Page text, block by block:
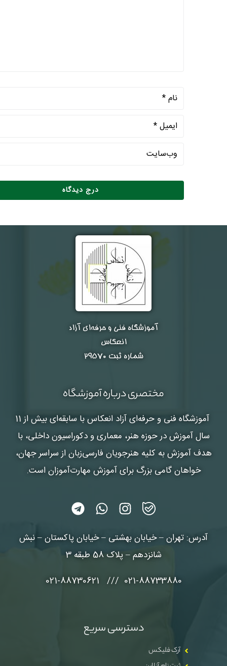
آموزشگاه فنی و حرفه‌ای آزاد
انعکاس
شماره ثبت ۲۹۵۷۰
مختصری درباره آموزشگاه
آموزشگاه فنی و حرفه‌ای آزاد انعکاس
با سابقه‌ای بیش از 11
سال آموزش در حوزه هنر، معماری و دکوراسیون داخلی، با
هدف آموزش به کلیه هنرجویان فارسی‌زبان از سراسر جهان،
خواهان گامی بزرگ برای آموزش مهارت‌آموزان است.
آدرس: تهران – خیابان بهشتی – خیابان پاکستان – نبش
شانزدهم – پلاک 58 طبقه 3
021-88733880 /// 021-88730621
دسترسی سریع
آرک فلیکس